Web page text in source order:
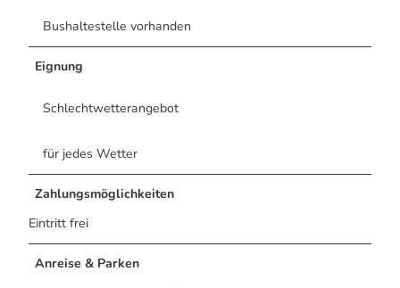
Bushaltestelle vorhanden
Eignung
Schlechtwetterangebot
für jedes Wetter
Zahlungsmöglichkeiten
Eintritt frei
Anreise & Parken